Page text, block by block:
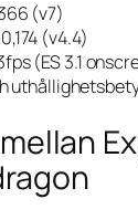
(v7)
(v4.4)
(ES 3.1